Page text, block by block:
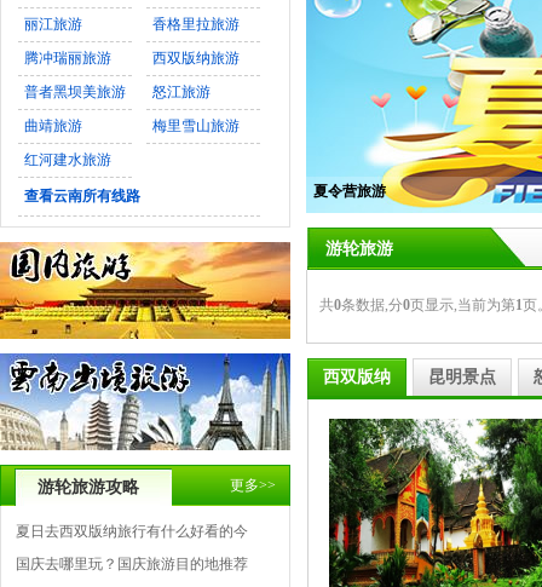
丽江旅游
香格里拉旅游
腾冲瑞丽旅游
西双版纳旅游
普者黑坝美旅游
怒江旅游
曲靖旅游
梅里雪山旅游
红河建水旅游
查看云南所有线路
游轮旅游攻略 更多>>
夏日去西双版纳旅行有什么好看的今
国庆去哪里玩？国庆旅游目的地推荐
夏令营旅游
游轮旅游
共0条数据,分0页显示,当前为第1页
西双版纳 昆明景点